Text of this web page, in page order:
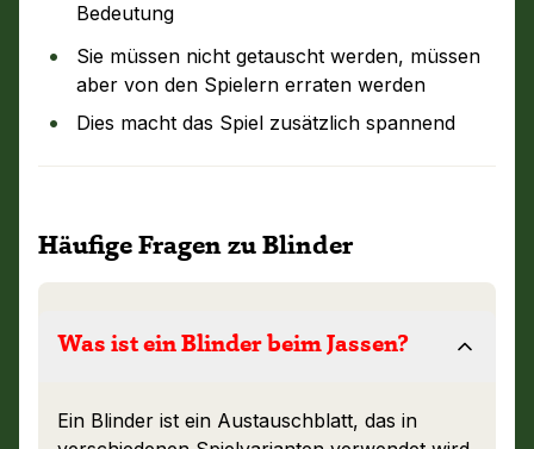
Bedeutung
Sie müssen nicht getauscht werden, müssen
aber von den Spielern erraten werden
Dies macht das Spiel zusätzlich spannend
Häufige Fragen zu Blinder
Was ist ein Blinder beim Jassen?
Ein Blinder ist ein Austauschblatt, das in